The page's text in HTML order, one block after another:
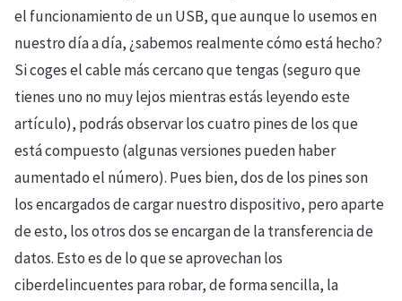
el funcionamiento de un USB, que aunque lo usemos en
nuestro día a día, ¿sabemos realmente cómo está hecho?
Si coges el cable más cercano que tengas (seguro que
tienes uno no muy lejos mientras estás leyendo este
artículo), podrás observar los cuatro pines de los que
está compuesto (algunas versiones pueden haber
aumentado el número). Pues bien, dos de los pines son
los encargados de cargar nuestro dispositivo, pero aparte
de esto, los otros dos se encargan de la transferencia de
datos. Esto es de lo que se aprovechan los
ciberdelincuentes para robar, de forma sencilla, la